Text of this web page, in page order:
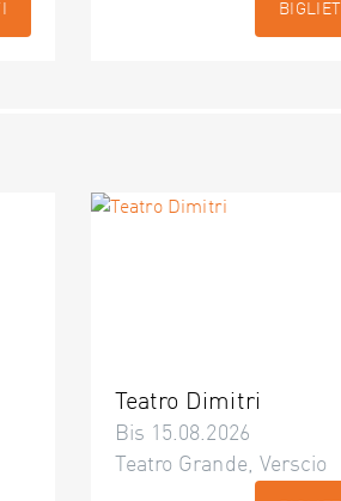
Teatro Dimitri
Bis 15.08.2026
Teatro Grande, Verscio